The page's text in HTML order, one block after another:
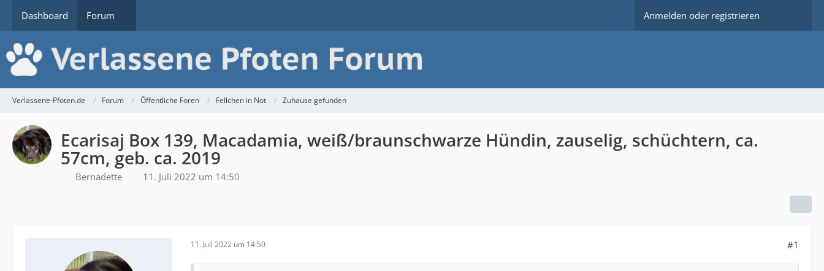
Dashboard Forum Anmelden oder registrieren
Verlassene-Pfoten.de Forum Öffentliche Foren Fellchen in Not Zuhause gefunden
Ecarisaj Box 139, Macadamia, weiß/braunschwarze Hündin, zauselig, schüchtern, ca.
57cm, geb. ca. 2019
Bernadette 11. Juli 2022 um 14:50
11. Juli 2022 um 14:50 #1